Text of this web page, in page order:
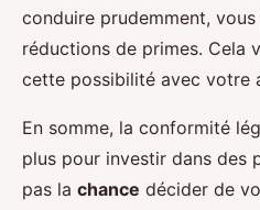
conduire prudemment,
réductions de primes. Cela
cette possibilité avec votre
En somme, la conformité
plus pour investir dans des
pas la chance décider de